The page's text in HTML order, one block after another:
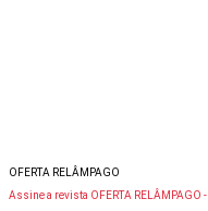
OFERTA RELÂMPAGO
Assine a revista OFERTA RELÂMPAGO -